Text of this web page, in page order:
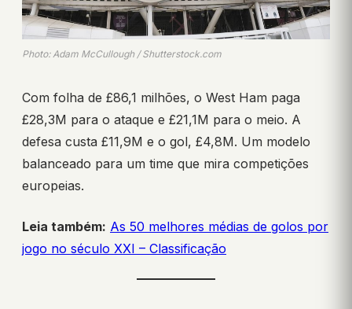
Photo: Adam McCullough / Shutterstock.com
Com folha de £86,1 milhões, o West Ham paga
£28,3M para o ataque e £21,1M para o meio. A
defesa custa £11,9M e o gol, £4,8M. Um modelo
balanceado para um time que mira competições
europeias.
Leia também: As 50 melhores médias de golos por
jogo no século XXI – Classificação